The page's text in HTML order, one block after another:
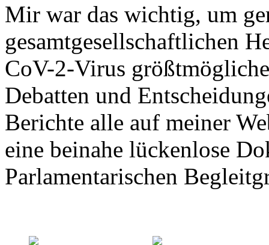
Mir war das wichtig, um
gesamtgesellschaftlichen
CoV-2-Virus
Debatten und
Berichte alle auf meiner
eine beinahe lückenlose
Parlamentarischen